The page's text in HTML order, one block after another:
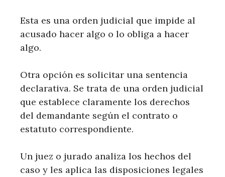
Esta es una orden judicial que impide al
acusado hacer algo o lo obliga a hacer
algo.
Otra opción es solicitar una sentencia
declarativa. Se trata de una orden judicial
que establece claramente los derechos
del demandante según el contrato o
estatuto correspondiente.
Un juez o jurado analiza los hechos del
caso y les aplica las disposiciones legales